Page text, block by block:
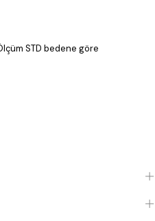
STD bedene göre